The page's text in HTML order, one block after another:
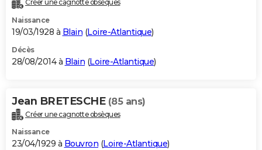
Créer une cagnotte obsèques
Naissance
19/03/1928 à Blain (Loire-Atlantique)
Décès
28/08/2014 à Blain (Loire-Atlantique)
Jean BRETESCHE (85 ans)
Créer une cagnotte obsèques
Naissance
23/04/1929 à Bouvron (Loire-Atlantique)